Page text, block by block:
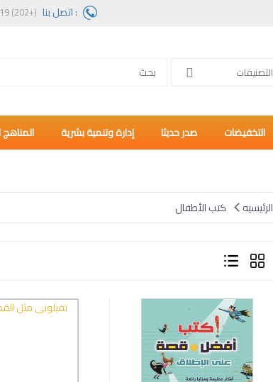
: اتصل بنا (+202) 23490419
التصنيفات
التخفيضات صدر حديثا إدارة وتنمية بشرية المناهج
الرئيسيه كتب الأطفال